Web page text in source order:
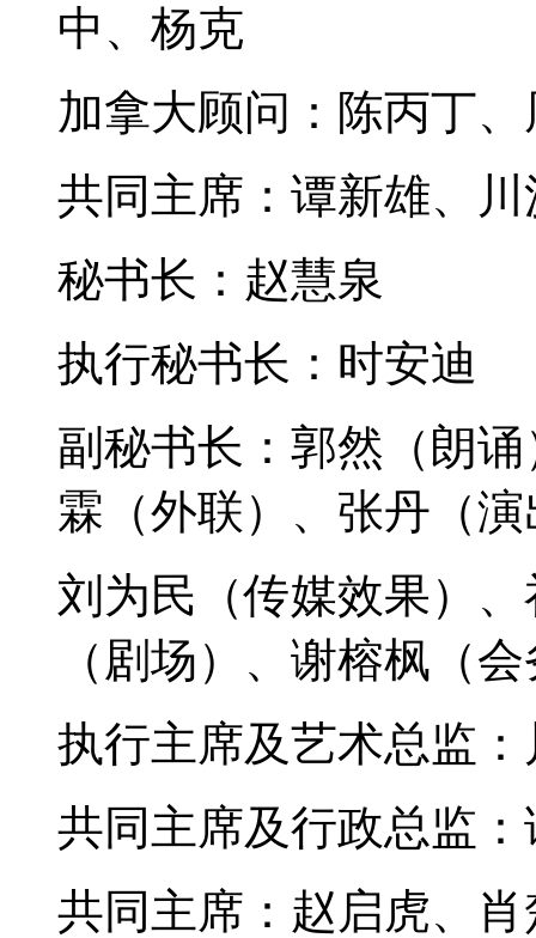
中、杨克
加拿大顾问：陈丙丁
共同主席：谭新雄、川
秘书长：赵慧泉
执行秘书长：时安迪
副秘书长：郭然（朗
霖（外联）、张丹（
刘为民（传媒效果）
（剧场）、谢榕枫（
执行主席及艺术总监：
共同主席及行政总监
共同主席：赵启虎、